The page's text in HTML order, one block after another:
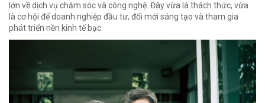
lớn về dịch vụ chăm sóc và công nghệ. Đây vừa là thách thức, vừa
là cơ hội để doanh nghiệp đầu tư, đổi mới sáng tạo và tham gia
phát triển nền kinh tế bạc.